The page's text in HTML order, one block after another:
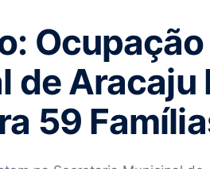
de Aracaju
59